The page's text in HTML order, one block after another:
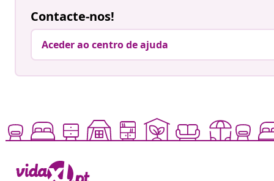
Contacte-nos!
Aceder ao centro de ajuda